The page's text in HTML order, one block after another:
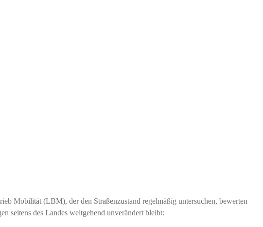
Mobilität (LBM), der den Straßenzustand regelmäßig untersuchen, bewerten
seitens des Landes weitgehend unverändert bleibt: